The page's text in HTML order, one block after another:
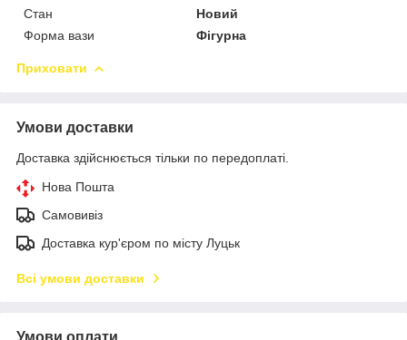
Стан
Новий
Форма вази
Фігурна
Приховати
Умови доставки
Доставка здійснюється тільки по передоплаті.
Нова Пошта
Самовивіз
Доставка кур'єром по місту Луцьк
Всі умови доставки
Умови оплати